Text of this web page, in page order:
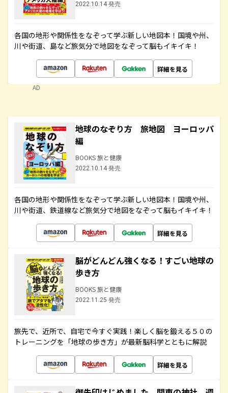
2022.10.14 発売
各国の地形や関係性をなぞって学ぶ新しい地図本！国境や州、
川や街道、島など旅気分で地図をなぞって脳もイキイキ！
詳細を見る
AD
地球のなぞり方 旅地図 ヨーロッパ
編
BOOKS 旅と健康
2022.10.14 発売
各国の地形や関係性をなぞって学ぶ新しい地図本！国境や州、
川や街道、鉄道線など旅気分で地図をなぞって脳もイキイキ！
詳細を見る
脳がどんどん強くなる！すごい地球の
歩き方
BOOKS 旅と健康
2022.11.25 発売
旅先で、近所で、自宅で今すぐ実践！楽しく脳を鍛える５０の
トレーニングを「地球の歩き方」が最新脳科学とともに解説
詳細を見る